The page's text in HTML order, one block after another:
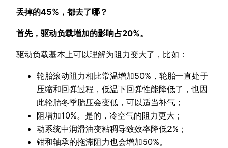
丢掉的45%，都去了哪？
首先，驱动负载增加的影响占20%。
驱动负载基本上可以理解为阻力变大了，比如：
轮胎滚动阻力相比常温增加50%，轮胎一直处于
压缩和回弹过程，低温下回弹性能降低了，也因
此轮胎冬季胎压会变低，可以适当补气；
阻增加10%。是的，冷空气的阻力更大；
动系统中润滑油变粘稠导致效率降低2%；
钳和轴承的拖滞阻力也会增加50%。